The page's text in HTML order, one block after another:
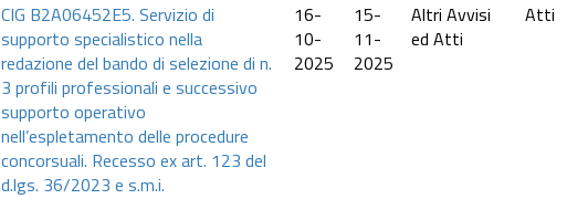
CIG B2A06452E5. Servizio di
supporto specialistico nella
redazione del bando di selezione di n.
3 profili professionali e successivo
supporto operativo
nell’espletamento delle procedure
concorsuali. Recesso ex art. 123 del
d.lgs. 36/2023 e s.m.i.
16-
10-
2025
15-
11-
2025
Altri Avvisi
ed Atti
Atti